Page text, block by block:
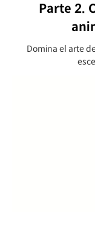
Parte 2.
Domina el arte